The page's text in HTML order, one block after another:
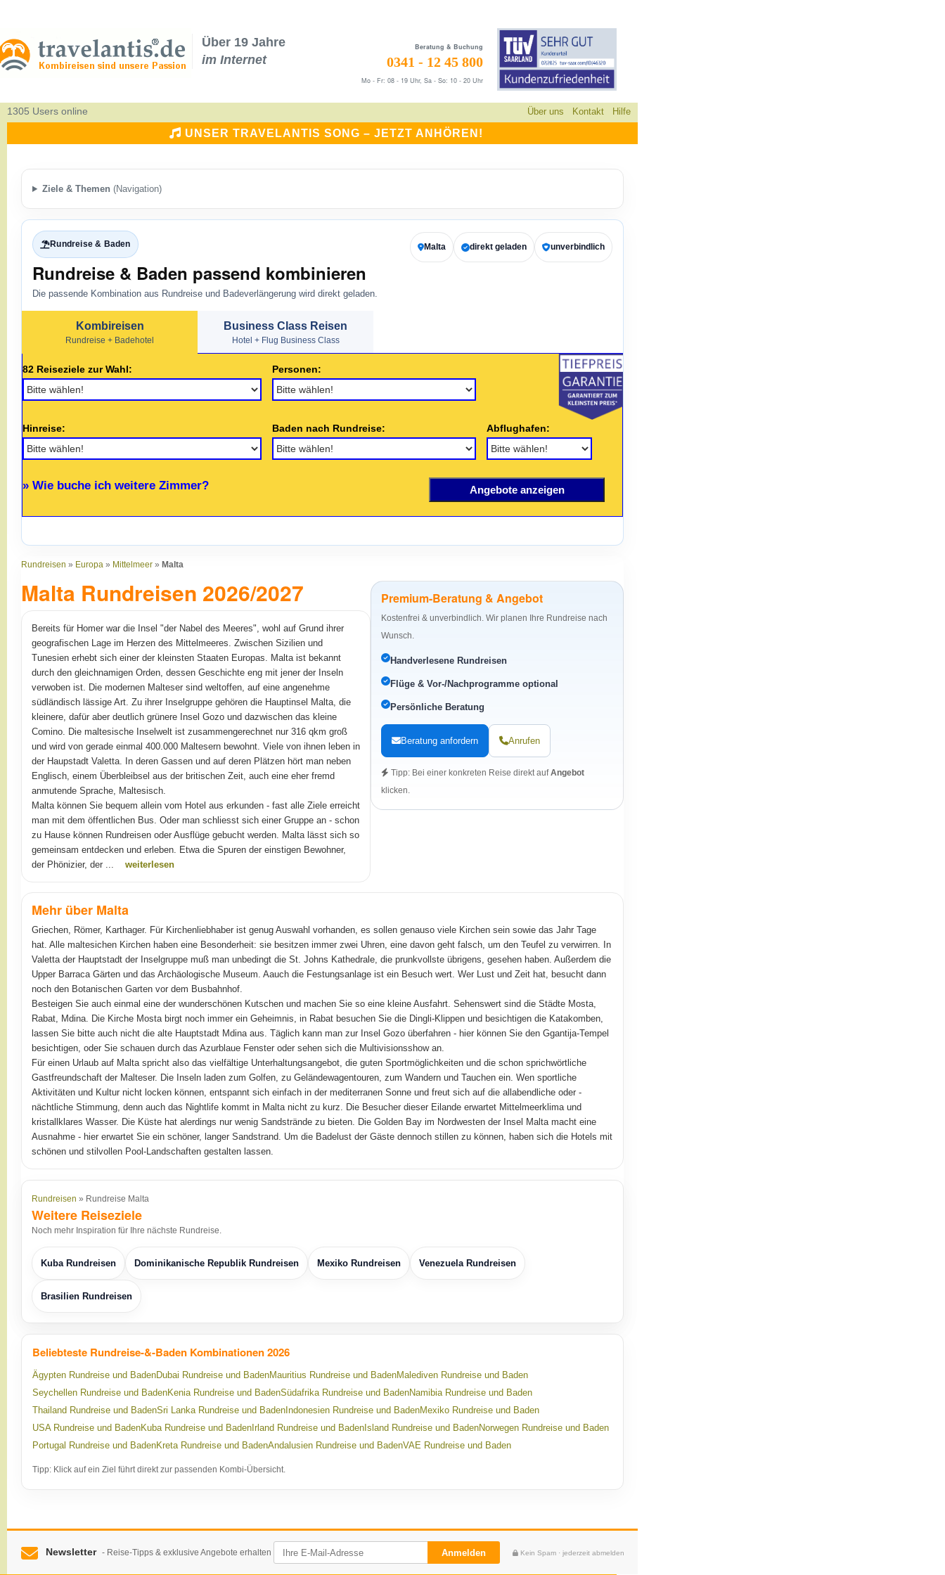
Über 19 Jahre
im Internet
Beratung & Buchung
0341 - 12 45 800
Mo - Fr: 08 - 19 Uhr, Sa - So: 10 - 20 Uhr
1305 Users online Über uns Kontakt Hilfe
UNSER TRAVELANTIS SONG – JETZT ANHÖREN!
Ziele & Themen (Navigation)
Rundreise & Baden
Rundreise & Baden passend kombinieren
Die passende Kombination aus Rundreise und Badeverlängerung wird direkt geladen.
Malta direkt geladen unverbindlich
Kombireisen
Rundreise + Badehotel
Business Class Reisen
Hotel + Flug Business Class
82 Reiseziele zur Wahl: Personen:
Hinreise: Baden nach Rundreise: Abflughafen:
» Wie buche ich weitere Zimmer?
Rundreisen » Europa » Mittelmeer » Malta
Malta Rundreisen 2026/2027
Bereits für Homer war die Insel "der Nabel des Meeres", wohl auf Grund ihrer
geografischen Lage im Herzen des Mittelmeeres. Zwischen Sizilien und
Tunesien erhebt sich einer der kleinsten Staaten Europas. Malta ist bekannt
durch den gleichnamigen Orden, dessen Geschichte eng mit jener der Inseln
verwoben ist. Die modernen Malteser sind weltoffen, auf eine angenehme
südländisch lässige Art. Zu ihrer Inselgruppe gehören die Hauptinsel Malta, die
kleinere, dafür aber deutlich grünere Insel Gozo und dazwischen das kleine
Comino. Die maltesische Inselwelt ist zusammengerechnet nur 316 qkm groß
und wird von gerade einmal 400.000 Maltesern bewohnt. Viele von ihnen leben in
der Haupstadt Valetta. In deren Gassen und auf deren Plätzen hört man neben
Englisch, einem Überbleibsel aus der britischen Zeit, auch eine eher fremd
anmutende Sprache, Maltesisch.
Malta können Sie bequem allein vom Hotel aus erkunden - fast alle Ziele erreicht
man mit dem öffentlichen Bus. Oder man schliesst sich einer Gruppe an - schon
zu Hause können Rundreisen oder Ausflüge gebucht werden. Malta lässt sich so
gemeinsam entdecken und erleben. Etwa die Spuren der einstigen Bewohner,
der Phönizier, der ... weiterlesen
Premium-Beratung & Angebot
Kostenfrei & unverbindlich. Wir planen Ihre Rundreise nach
Wunsch.
Handverlesene Rundreisen
Flüge & Vor-/Nachprogramme optional
Persönliche Beratung
Beratung anfordern Anrufen
Tipp: Bei einer konkreten Reise direkt aufAngebot
klicken.
Mehr über Malta
Griechen, Römer, Karthager. Für Kirchenliebhaber ist genug Auswahl vorhanden, es sollen genauso viele Kirchen sein sowie das Jahr Tage
hat. Alle maltesichen Kirchen haben eine Besonderheit: sie besitzen immer zwei Uhren, eine davon geht falsch, um den Teufel zu verwirren. In
Valetta der Hauptstadt der Inselgruppe muß man unbedingt die St. Johns Kathedrale, die prunkvollste übrigens, gesehen haben. Außerdem die
Upper Barraca Gärten und das Archäologische Museum. Aauch die Festungsanlage ist ein Besuch wert. Wer Lust und Zeit hat, besucht dann
noch den Botanischen Garten vor dem Busbahnhof.
Besteigen Sie auch einmal eine der wunderschönen Kutschen und machen Sie so eine kleine Ausfahrt. Sehenswert sind die Städte Mosta,
Rabat, Mdina. Die Kirche Mosta birgt noch immer ein Geheimnis, in Rabat besuchen Sie die Dingli-Klippen und besichtigen die Katakomben,
lassen Sie bitte auch nicht die alte Hauptstadt Mdina aus. Täglich kann man zur Insel Gozo überfahren - hier können Sie den Ggantija-Tempel
besichtigen, oder Sie schauen durch das Azurblaue Fenster oder sehen sich die Multivisionsshow an.
Für einen Urlaub auf Malta spricht also das vielfältige Unterhaltungsangebot, die guten Sportmöglichkeiten und die schon sprichwörtliche
Gastfreundschaft der Malteser. Die Inseln laden zum Golfen, zu Geländewagentouren, zum Wandern und Tauchen ein. Wen sportliche
Aktivitäten und Kultur nicht locken können, entspannt sich einfach in der mediterranen Sonne und freut sich auf die allabendliche oder -
nächtliche Stimmung, denn auch das Nightlife kommt in Malta nicht zu kurz. Die Besucher dieser Eilande erwartet Mittelmeerklima und
kristallklares Wasser. Die Küste hat alerdings nur wenig Sandstrände zu bieten. Die Golden Bay im Nordwesten der Insel Malta macht eine
Ausnahme - hier erwartet Sie ein schöner, langer Sandstrand. Um die Badelust der Gäste dennoch stillen zu können, haben sich die Hotels mit
schönen und stilvollen Pool-Landschaften gestalten lassen.
Rundreisen » Rundreise Malta
Weitere Reiseziele
Noch mehr Inspiration für Ihre nächste Rundreise.
Kuba Rundreisen Dominikanische Republik Rundreisen Mexiko Rundreisen Venezuela Rundreisen
Brasilien Rundreisen
Beliebteste Rundreise-&-Baden Kombinationen 2026
Ägypten Rundreise und BadenDubai Rundreise und BadenMauritius Rundreise und BadenMalediven Rundreise und Baden
Seychellen Rundreise und BadenKenia Rundreise und BadenSüdafrika Rundreise und BadenNamibia Rundreise und Baden
Thailand Rundreise und BadenSri Lanka Rundreise und Baden Indonesien Rundreise und BadenMexiko Rundreise und Baden
USA Rundreise und BadenKuba Rundreise und Baden Irland Rundreise und Baden Island Rundreise und BadenNorwegen Rundreise und Baden
Portugal Rundreise und BadenKreta Rundreise und BadenAndalusien Rundreise und BadenVAE Rundreise und Baden
Tipp: Klick auf ein Ziel führt direkt zur passenden Kombi-Übersicht.
Newsletter - Reise-Tipps & exklusive Angebote erhalten Anmelden Kein Spam · jederzeit abmelden